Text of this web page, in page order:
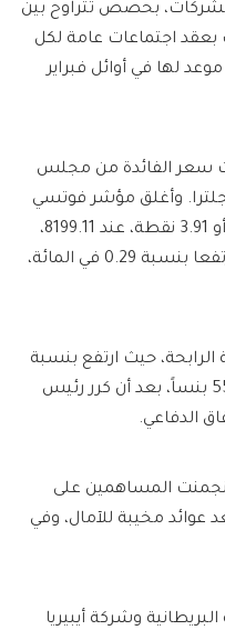
بحصص تتراوح بين
وتطالب بعقد اجتماعات عامة لكل
لها في أوائل فبراير
سعر الفائدة من مجلس
وأغلق مؤشر فوتسي
100 مرتفعا بنسبة 0.05 في المائة، أو 3.91 نقطة، عند 8199.11،
في حين أنهى مؤشر فوتسي 250 مرتفعا بنسبة 0.29 في المائة،
الرابحة، حيث ارتفع بنسبة
2.9 في المائة، أو 15.6 بنساً، إلى 553.6 بنساً، بعد أن كرر رئيس
الدفاعي.
المساهمين على
عوائد مخيبة للآمال، وفي
وشركة أيبيريا